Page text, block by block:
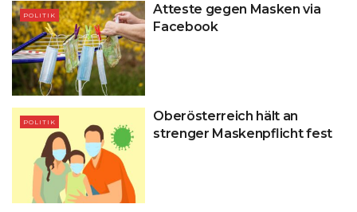
POLITIK
Atteste gegen Masken via
Facebook
POLITIK
Oberösterreich hält an
strenger Maskenpflicht fest